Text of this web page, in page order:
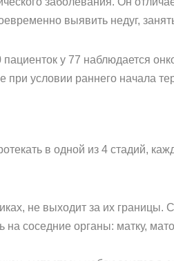
выявить недуг,
у 77 наблюдается
условии раннего начала
в одной из 4 стадий,
не выходит за их
на соседние органы: матку,